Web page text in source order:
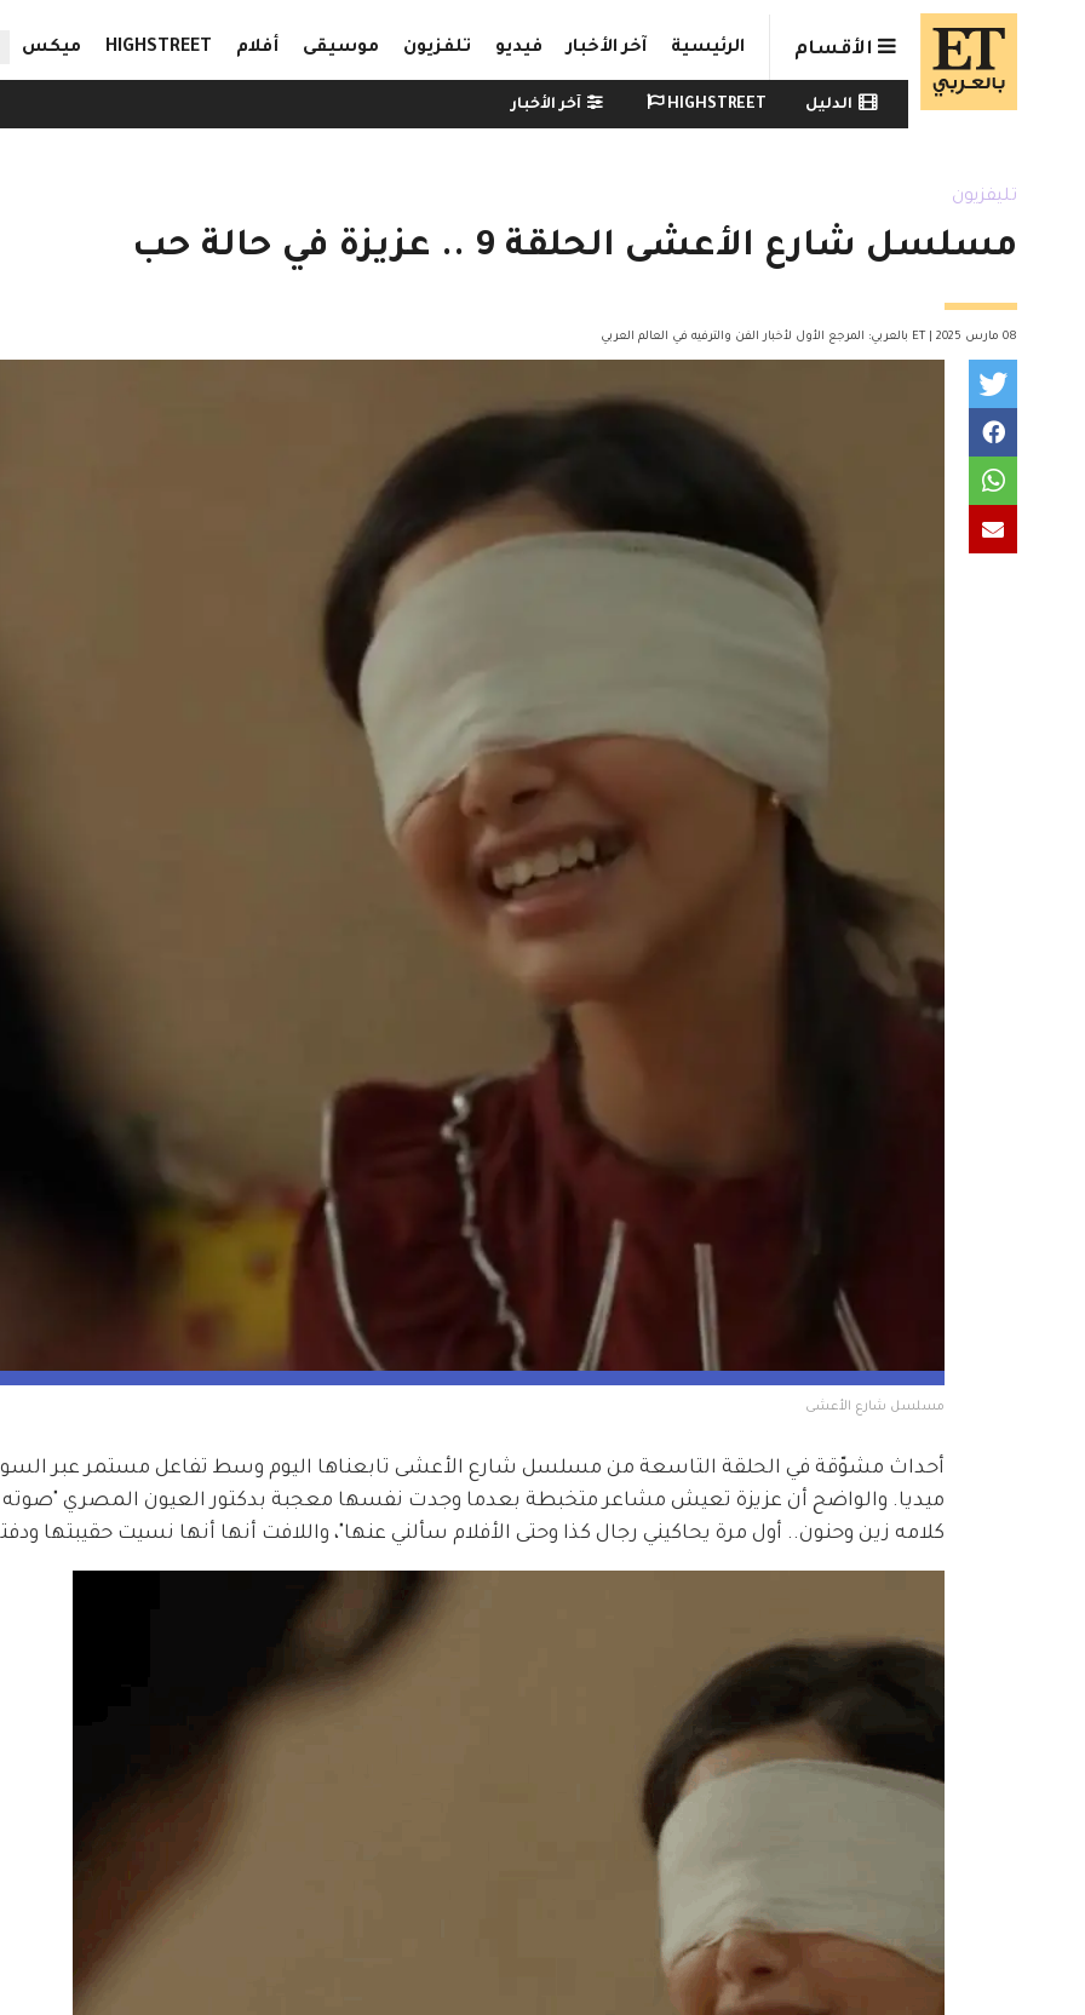
Skip to main content
الأقسام الرئيسية آخر الأخبار فيديو تلفزيون موسيقى أفلام HIGHSTREET ميكس
Watch menu
الدليل HIGHSTREET آخر الأخبار
تليفزيون
مسلسل شارع الأعشى الحلقة 9 .. عزيزة في حالة حب
08 مارس 2025 | ET بالعربي: المرجع الأول لأخبار الفن والترفيه في العالم العربي
مسلسل شارع الأعشى
أحداث مشوّقة في الحلقة التاسعة من مسلسل شارع الأعشى تابعناها اليوم وسط تفاعل مستمر عبر
ميديا. والواضح أن عزيزة تعيش مشاعر متخبطة بعدما وجدت نفسها معجبة بدكتور العيون المصري "صوته
كلامه زين وحنون.. أول مرة يحاكيني رجال كذا وحتى الأفلام سألني عنها"، واللافت أنها أنها نسيت حقيبتها